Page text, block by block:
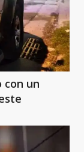
con un